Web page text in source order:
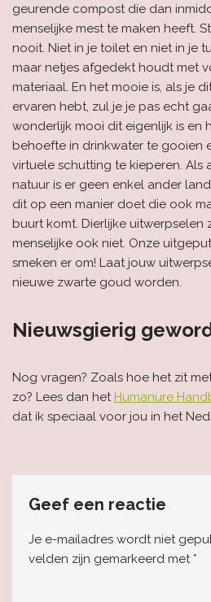
geurende compost die dan
menselijke mest te maken heeft.
nooit. Niet in je toilet en niet in je
maar netjes afgedekt houdt met
materiaal. En het mooie is, als je
ervaren hebt, zul je je pas echt
wonderlijk mooi dit eigenlijk is en
behoefte in drinkwater te gooien
virtuele schutting te kieperen. Als
natuur is er geen enkel ander
dit op een manier doet die ook
buurt komt. Dierlijke uitwerpselen
menselijke ook niet. Onze
smeken er om! Laat jouw
nieuwe zwarte goud worden.
Nieuwsgierig
Nog vragen? Zoals hoe het zit
zo? Lees dan het Humanure
dat ik speciaal voor jou in het
Geef een reactie
Je e-mailadres wordt niet
velden zijn gemarkeerd met *